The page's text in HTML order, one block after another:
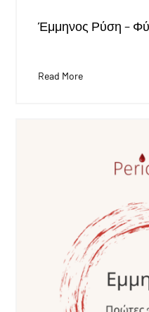
Έμμηνος Ρύση –
Read More